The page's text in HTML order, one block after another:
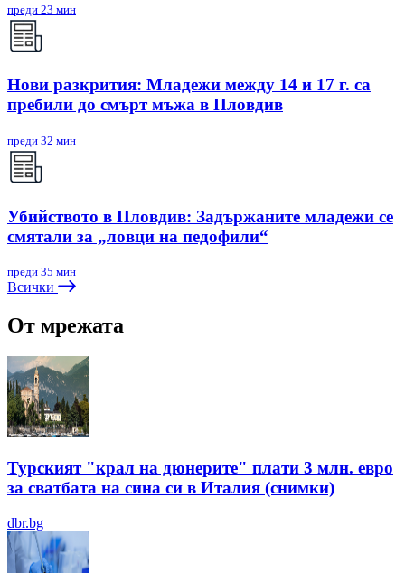
преди 23 мин
Нови разкрития: Младежи между 14 и 17 г. са
пребили до смърт мъжа в Пловдив
преди 32 мин
Убийството в Пловдив: Задържаните младежи се
смятали за „ловци на педофили“
преди 35 мин
Всички
От мрежата
Турският "крал на дюнерите" плати 3 млн. евро
за сватбата на сина си в Италия (снимки)
dbr.bg